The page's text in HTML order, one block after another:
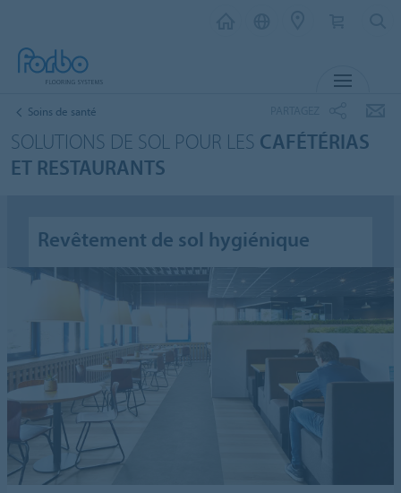
Soins de santé
SOLUTIONS DE SOL POUR LES CAFÉTÉRIAS
ET RESTAURANTS
Revêtement de sol hygiénique